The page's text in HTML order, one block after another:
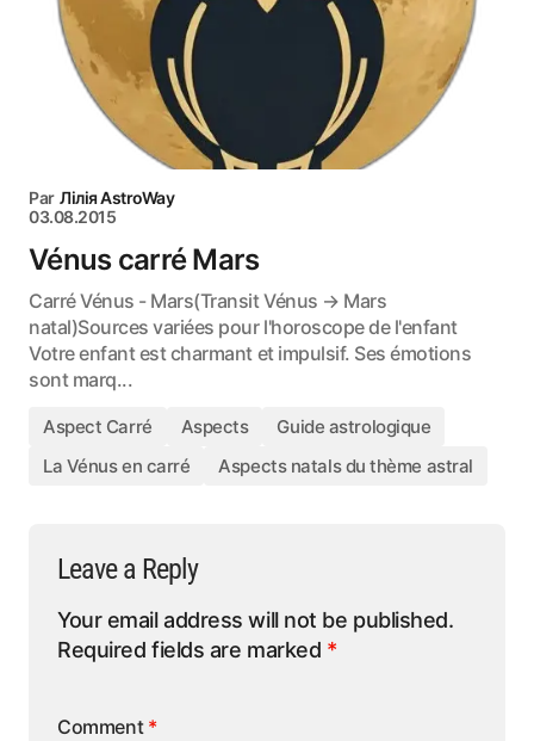
Par Лілія AstroWay
03.08.2015
Vénus carré Mars
Carré Vénus - Mars(Transit Vénus → Mars
natal)Sources variées pour l'horoscope de l'enfant
Votre enfant est charmant et impulsif. Ses émotions
sont marq...
Aspect Carré Aspects
Guide astrologique
La Vénus en carré
Aspects natals du thème astral
Leave a Reply
Your email address will not be published.
Required fields are marked *
Comment *